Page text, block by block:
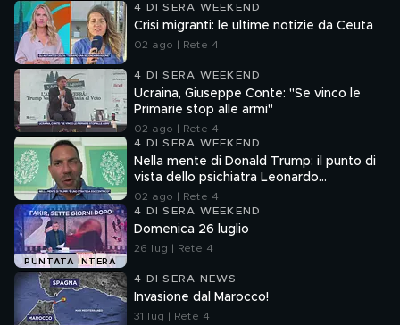
4 DI SERA WEEKEND
Crisi migranti: le ultime notizie da Ceuta
02 ago | Rete 4
4 DI SERA WEEKEND
Ucraina, Giuseppe Conte: "Se vinco le
Primarie stop alle armi"
02 ago | Rete 4
4 DI SERA WEEKEND
Nella mente di Donald Trump: il punto di
vista dello psichiatra Leonardo
Mendolicchio
02 ago | Rete 4
PUNTATA INTERA
4 DI SERA WEEKEND
Domenica 26 luglio
26 lug | Rete 4
4 DI SERA NEWS
Invasione dal Marocco!
31 lug | Rete 4